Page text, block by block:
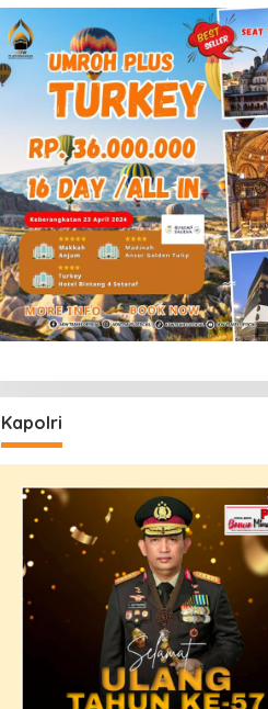
Kapolri